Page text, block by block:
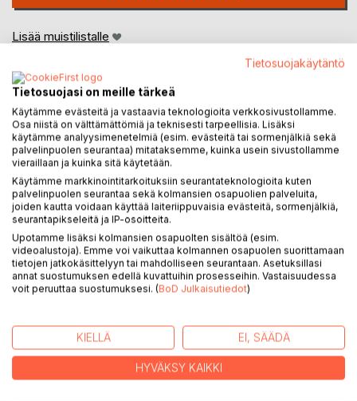
Lisää muistilistalle
KUVAUS
Uskalla olla elossa on kokoelma gestaltterapian pohjalta
nousevia ideoita, harjoituksia ja tekstejä jotka tarjoavat
psykologisia työkaluja
kasvattamaan selkeyttä jolla nähdä maailma ja olla sen
kanssa tekemisissä. Hyvin käytettynä ne rikastuttavat arkea
omassa elämässään.
Tietosuojakäytäntö
Tietosuojasi on meille tärkeä
Käytämme evästeitä ja vastaavia teknologioita verkkosivustollamme.
Osa niistä on välttämättömiä ja teknisesti tarpeellisia. Lisäksi
käytämme analyysimenetelmiä (esim. evästeitä tai sormenjälkiä sekä
palvelinpuolen seurantaa) mitataksemme, kuinka usein sivustollamme
vieraillaan ja kuinka sitä käytetään.
Käytämme markkinointitarkoituksiin seurantateknologioita kuten
palvelinpuolen seurantaa sekä kolmansien osapuolien palveluita,
joiden kautta voidaan käyttää laiteriippuvaisia evästeitä, sormenjälkiä,
seurantapikseleitä ja IP-osoitteita.
Upotamme lisäksi kolmansien osapuolten sisältöä (esim.
videoalustoja). Emme voi vaikuttaa kolmannen osapuolen suorittamaan
tietojen jatkokäsittelyyn tai mahdolliseen seurantaan. Asetuksillasi
annat suostumuksen edellä kuvattuihin prosesseihin. Vastaisuudessa
voit peruuttaa suostumuksesi. (BoD Julkaisutiedot)
KIELLÄ EI, SÄÄDÄ
HYVÄKSY KAIKKI